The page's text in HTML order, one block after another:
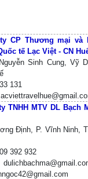
CP Thương mại và
tế Lạc Việt - CN
Sinh Cung, Vỹ
131
TNHH MTV DL Bạch
Định, P. Vĩnh Ninh,
392 932